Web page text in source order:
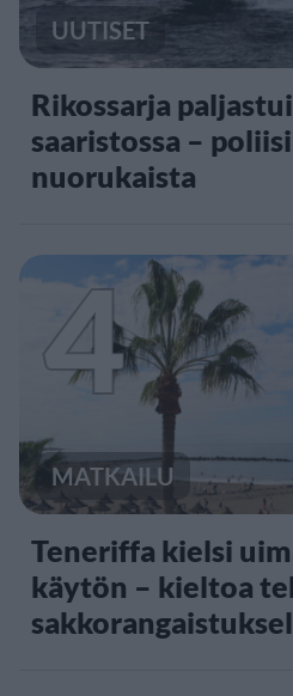
UUTISET
Rikossarja
saaristossa –
nuorukaista
4
MATKAILU
Teneriffa kielsi
käytön – kieltoa